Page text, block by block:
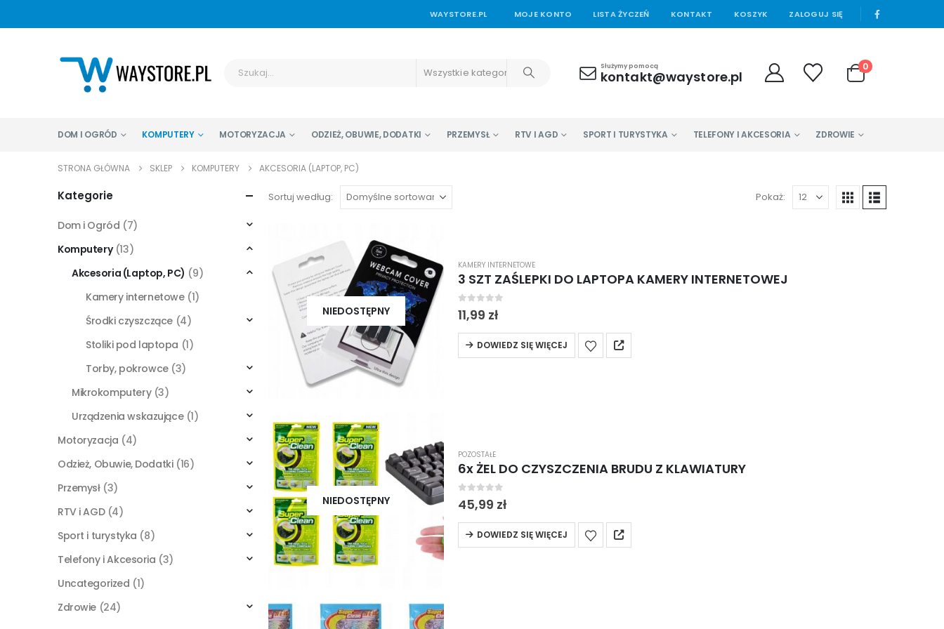
WAYSTORE.PL MOJE KONTO LISTA ŻYCZEŃ KONTAKT KOSZYK ZALOGUJ SIĘ |
Wszystkie kategorie Służymy pomocą
kontakt@waystore.pl
0
DOM I OGRÓD KOMPUTERY MOTORYZACJA ODZIEŻ, OBUWIE, DODATKI PRZEMYSŁ RTV I AGD SPORT I TURYSTYKA TELEFONY I AKCESORIA ZDROWIE
STRONA GŁÓWNA SKLEP KOMPUTERY AKCESORIA (LAPTOP, PC)
Sortuj według: Pokaż:
NIEDOSTĘPNY
KAMERY INTERNETOWE
3 SZT ZAŚLEPKI DO LAPTOPA KAMERY INTERNETOWEJ
0out of 5
11,99 zł
DOWIEDZ SIĘ WIĘCEJ
NIEDOSTĘPNY
POZOSTAŁE
6x ŻEL DO CZYSZCZENIA BRUDU Z KLAWIATURY
out of 5
45,99 zł
DOWIEDZ SIĘ WIĘCEJ
Kategorie
Dom i Ogród (7)
Komputery (13)
Akcesoria (Laptop, PC) (9)
Kamery internetowe (1)
Środki czyszczące (4)
Stoliki pod laptopa (1)
Torby, pokrowce (3)
Mikrokomputery (3)
Urządzenia wskazujące (1)
Motoryzacja (4)
Odzież, Obuwie, Dodatki (16)
Przemysł (3)
RTV i AGD (4)
Sport i turystyka (8)
Telefony i Akcesoria (3)
Uncategorized (1)
Zdrowie (24)